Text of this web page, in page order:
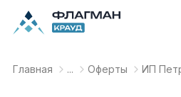
Главная ... Оферты ИП